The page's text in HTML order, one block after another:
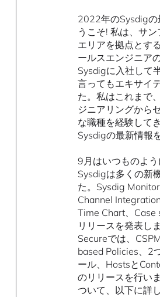
2022年のSysdigの
うこそ! 私は、サ
エリアを拠点とす
ールスエンジニア
Sysdigに入社して
言ってもエキサイ
た。私はこれまで
ジニアリングから
な職種を経験して
Sysdigの最新情報
9月はいつものよう
Sysdigは多くの新
た。Sysdig
Channel
Time Chart、
リリースを発表し
Secureでは、
based Policies、2
ール、Hostsと
のリリースを行い
ついて、以下に詳